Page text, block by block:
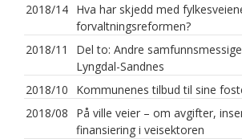
2018/14 Hva har skjedd med
forvaltningsreformen?
2018/11
Del to: Andre
Lyngdal-Sandnes
2018/10
Kommunenes tilbud til sine
2018/08
På ville veier – om avgifter,
finansiering i veisektoren